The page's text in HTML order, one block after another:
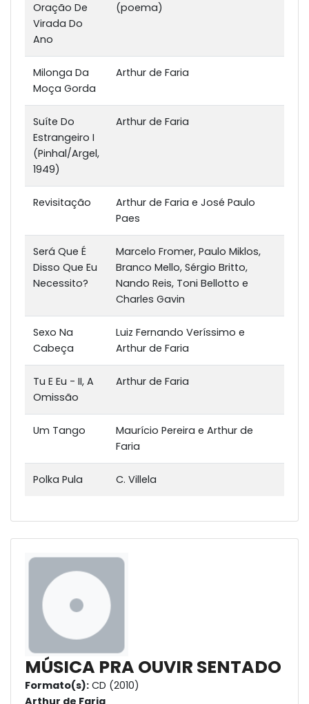
Oração De
Virada Do
Ano
(poema)
Milonga Da
Moça Gorda
Arthur de Faria
Suíte Do
Estrangeiro I
(Pinhal/Argel,
1949)
Arthur de Faria
Revisitação
Arthur de Faria e José Paulo
Paes
Será Que É
Disso Que Eu
Necessito?
Marcelo Fromer, Paulo Miklos,
Branco Mello, Sérgio Britto,
Nando Reis, Toni Bellotto e
Charles Gavin
Sexo Na
Cabeça
Luiz Fernando Veríssimo e
Arthur de Faria
Tu E Eu - II, A
Omissão
Arthur de Faria
Um Tango
Maurício Pereira e Arthur de
Faria
Polka Pula C. Villela
MÚSICA PRA OUVIR SENTADO
Formato(s): CD (2010)